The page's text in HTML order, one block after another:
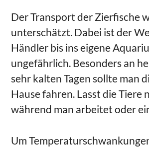
Der Transport der Zierfische
unterschätzt. Dabei ist der
Händler bis ins eigene
ungefährlich. Besonders an
sehr kalten Tagen sollte man
Hause fahren. Lasst die Tiere
während man arbeitet oder
Um